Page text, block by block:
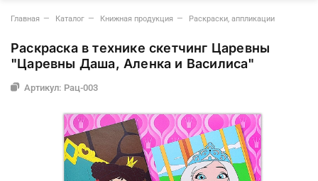
Главная Каталог Книжная продукция Раскраски, аппликации
Раскраска в технике скетчинг Царевны
"Царевны Даша, Аленка и Василиса"
Артикул: Рац-003